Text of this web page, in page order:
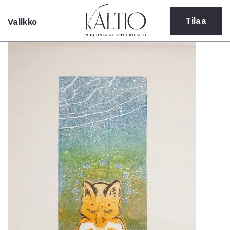
Sulje
Verkkoartikkeli
Teatteri
Tanssi
Tanssi
Sarjakuva
Sámegillii
Pääkirjoitus
Paperilehdestä
Oulu2026
Näyttelyt
Musiikki
Levyt
Kuvataide
Valikko Tilaa